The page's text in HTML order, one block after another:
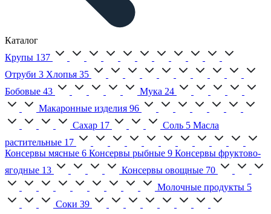
Каталог
Крупы 137
Отруби 3 Хлопья 35
Бобовые 43 Мука 24
Макаронные изделия 96
Сахар 17 Соль 5 Масла
растительные 17
Консервы мясные 6 Консервы рыбные 9 Консервы фруктово-
ягодные 13 Консервы овощные 70
Молочные продукты 5
Соки 39